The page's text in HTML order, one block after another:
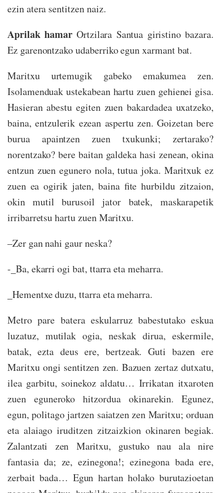
ezin atera sentitzen naiz.
Aprilak hamarOrtzilara Santua giristino bazara.
Ez garenontzako udaberriko egun xarmant bat.
Maritxu urtemugik gabeko emakumea zen.
Isolamenduak ustekabean hartu zuen gehienei gisa.
Hasieran abestu egiten zuen bakardadea uxatzeko,
baina, entzulerik ezean aspertu zen. Goizetan bere
burua apaintzen zuen txukunki; zertarako?
norentzako? bere baitan galdeka hasi zenean, okina
entzun zuen egunero nola, tutua joka. Maritxuk ez
zuen ea ogirik jaten, baina fite hurbildu zitzaion,
okin mutil burusoil jator batek, maskarapetik
irribarretsu hartu zuen Maritxu.
–Zer gan nahi gaur neska?
-_Ba, ekarri ogi bat, ttarra eta meharra.
_Hementxe duzu, ttarra eta meharra.
Metro pare batera eskularruz babestutako eskua
luzatuz, mutilak ogia, neskak dirua, eskermile,
batak, ezta deus ere, bertzeak. Guti bazen ere
Maritxu ongi sentitzen zen. Bazuen zertaz dutxatu,
ilea garbitu, soinekoz aldatu… Irrikatan itxaroten
zuen eguneroko hitzordua okinarekin. Egunez,
egun, politago jartzen saiatzen zen Maritxu; orduan
eta alaiago iruditzen zitzaizkion okinaren begiak.
Zalantzati zen Maritxu, gustuko nau ala nire
fantasia da; ze, ezinegona!; ezinegona bada ere,
zerbait bada… Egun hartan holako burutazioetan